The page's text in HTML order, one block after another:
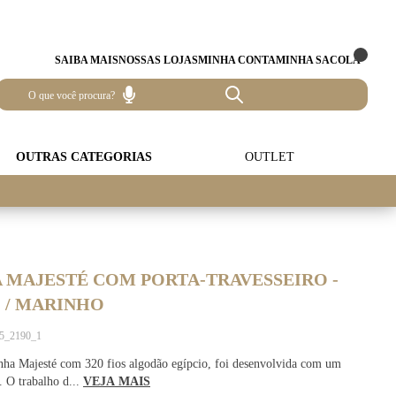
SAIBA MAISNOSSAS LOJASMINHA CONTAMINHA SACOLA
OUTRAS CATEGORIAS OUTLET
COM PORTA-TRAVESSEIRO -
/ MARINHO
Majesté com 320 fios algodão egípcio, foi desenvolvida com um
O trabalho d... VEJA MAIS